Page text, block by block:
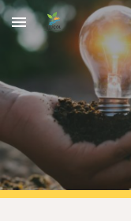
Skip to main content